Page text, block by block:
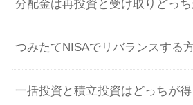
分配金は再投資と受け取りどっち
つみたてNISAでリバランスする
一括投資と積立投資はどっちが得